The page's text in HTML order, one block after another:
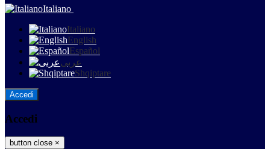
Italiano
Italiano
English
Español
عربى
Shqiptare
Accedi
Accedi
button close ×